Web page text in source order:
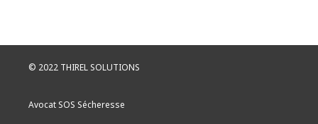
© 2022 THIREL SOLUTIONS
Avocat SOS Sécheresse